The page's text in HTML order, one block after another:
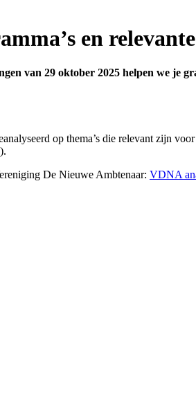
en
van 29 oktober 2025 helpen we je
op thema’s die relevant zijn
De Nieuwe Ambtenaar: VDNA